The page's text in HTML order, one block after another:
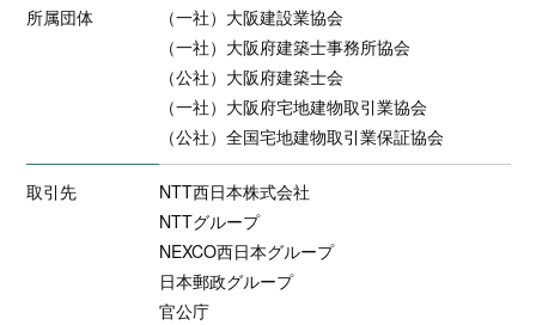
所属団体
（一社）大阪建設業協会
（一社）大阪府建築士事務所協会
（公社）大阪府建築士会
（一社）大阪府宅地建物取引業協会
（公社）全国宅地建物取引業保証協会
取引先
NTT西日本株式会社
NTTグループ
NEXCO西日本グループ
日本郵政グループ
官公庁